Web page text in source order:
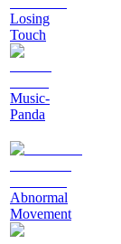
Losing
Touch
Music-
Panda
Abnormal
Movement